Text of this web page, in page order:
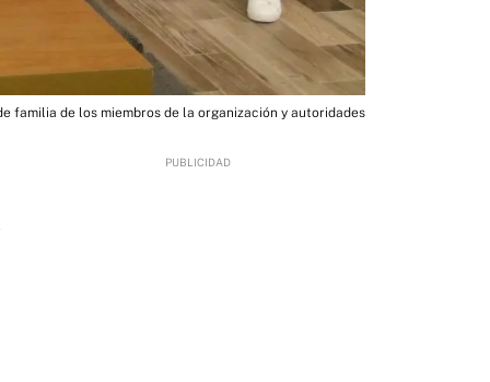
familia de los miembros de la organización y autoridades